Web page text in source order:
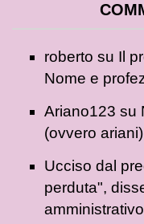
roberto su Il
Nome e
Ariano123 su
(ovvero ariani)
Ucciso dal
perduta",